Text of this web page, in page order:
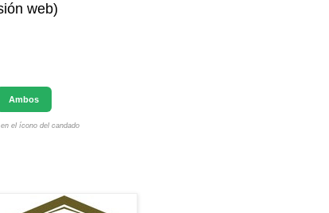
web)
Ambos
el ícono del candado